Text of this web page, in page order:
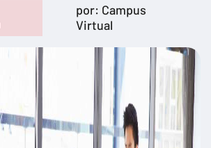
por: Campus
Virtual